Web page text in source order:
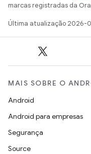
marcas registradas da
Última atualização 2026-
MAIS SOBRE O
Android
Android para empresas
Segurança
Source